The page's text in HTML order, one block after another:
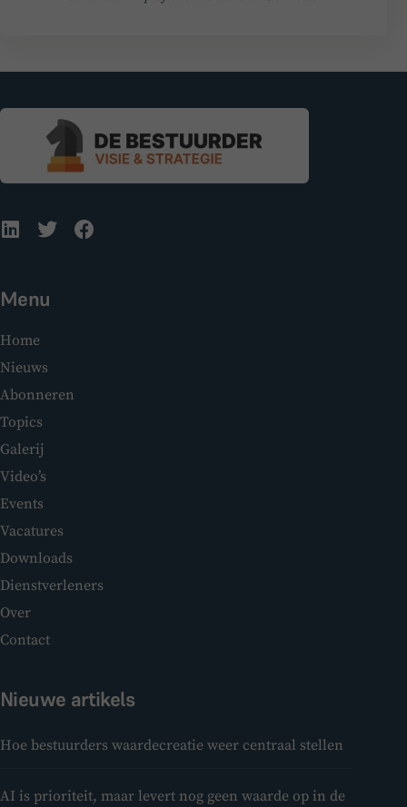
Menu
Home
Nieuws
Abonneren
Topics
Galerij
Video’s
Events
Vacatures
Downloads
Dienstverleners
Over
Contact
Nieuwe artikels
Hoe bestuurders waardecreatie weer centraal stellen
AI is prioriteit, maar levert nog geen waarde op in de